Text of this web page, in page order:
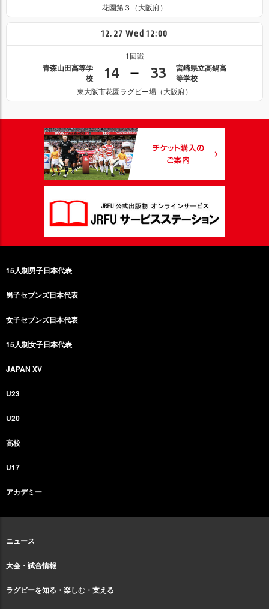
花園第３（大阪府）
12.27 Wed 12:00
1回戦
青森山田高等学
校
14 33
宮崎県立高鍋高
等学校
東大阪市花園ラグビー場（大阪府）
15人制男子日本代表
男子セブンズ日本代表
女子セブンズ日本代表
15人制女子日本代表
JAPAN XV
U23
U20
高校
U17
アカデミー
ニュース
大会・試合情報
ラグビーを知る・楽しむ・支える